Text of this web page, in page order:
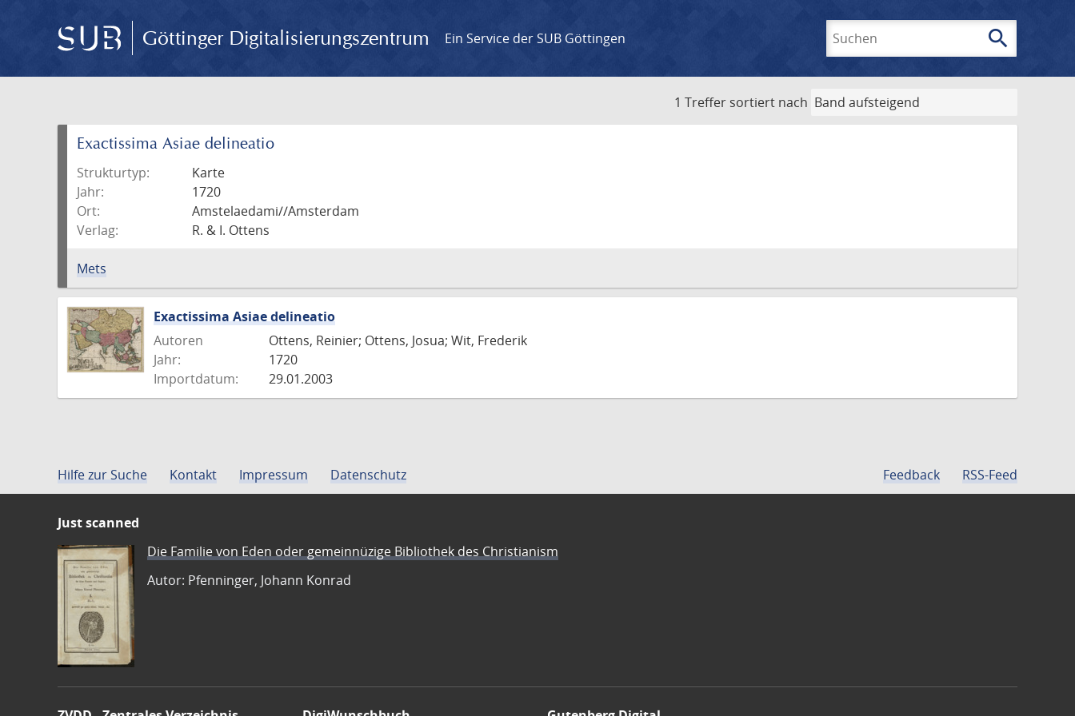
Göttinger Digitalisierungszentrum Ein Service der SUB Göttingen search
1 Treffer sortiert nach
Exactissima Asiae delineatio
Strukturtyp:
Karte
Jahr:
1720
Ort:
Amstelaedami//Amsterdam
Verlag:
R. & I. Ottens
Mets
Exactissima Asiae delineatio
Autoren
Ottens, Reinier; Ottens, Josua; Wit, Frederik
Jahr:
1720
Importdatum:
29.01.2003
Hilfe zur Suche Kontakt Impressum Datenschutz Feedback RSS-Feed
Just scanned
Die Familie von Eden oder gemeinnüzige Bibliothek des Christianism
Autor: Pfenninger, Johann Konrad